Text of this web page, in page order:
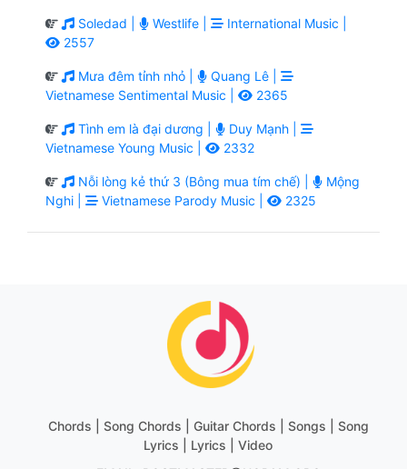
Soledad | Westlife |
International Music |
2557
Mưa đêm tỉnh nhỏ |
Quang Lê |
Vietnamese Sentimental Music |
2365
Tình em là đại dương |
Duy Mạnh |
Vietnamese Young Music |
2332
Nỗi lòng kẻ thứ 3 (Bông mua tím chế) |
Mộng
Nghi |
Vietnamese Parody Music | 2325
Chords | Song Chords | Guitar Chords | Songs | Song
Lyrics | Lyrics | Video